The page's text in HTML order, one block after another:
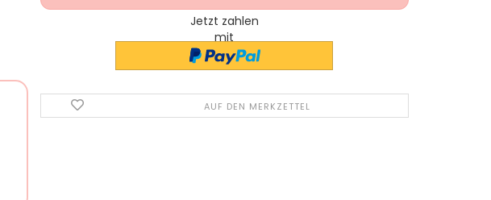
Jetzt zahlen
mit
AUF DEN MERKZETTEL